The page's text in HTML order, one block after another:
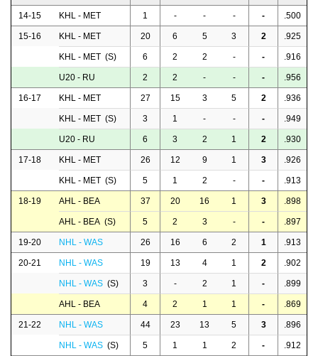
14-15 KHL - MET 1 - - - - .500
15-16 KHL - MET 20 6 5 3 2 .925
KHL - MET (S) 6 2 2 - - .916
U20 - RU 2 2 - - - .956
16-17 KHL - MET 27 15 3 5 2 .936
KHL - MET (S) 3 1 - - - .949
U20 - RU 6 3 2 1 2 .930
17-18 KHL - MET 26 12 9 1 3 .926
KHL - MET (S) 5 1 2 - - .913
18-19 AHL - BEA 37 20 16 1 3 .898
AHL - BEA (S) 5 2 3 - - .897
19-20 NHL - WAS 26 16 6 2 1 .913
20-21 NHL - WAS 19 13 4 1 2 .902
NHL - WAS (S) 3 - 2 1 - .899
AHL - BEA 4 2 1 1 - .869
21-22 NHL - WAS 44 23 13 5 3 .896
NHL - WAS (S) 5 1 1 2 - .912